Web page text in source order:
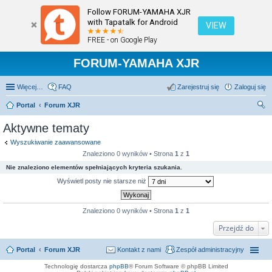
Follow FORUM-YAMAHA XJR
with Tapatalk for Android
FREE - on Google Play
VIEW
FORUM-YAMAHA XJR
Więcej… FAQ Zaloguj się
Zarejestruj się
Portal
Forum XJR
Aktywne tematy
Wyszukiwanie zaawansowane
Znaleziono 0 wyników • Strona 1 z 1
Nie znaleziono elementów spełniających kryteria szukania.
Wyświetl posty nie starsze niż
Znaleziono 0 wyników • Strona 1 z 1
Przejdź do
Portal Forum XJR Zespół administracyjny
Kontakt z nami
Technologię dostarcza phpBB® Forum Software © phpBB Limited